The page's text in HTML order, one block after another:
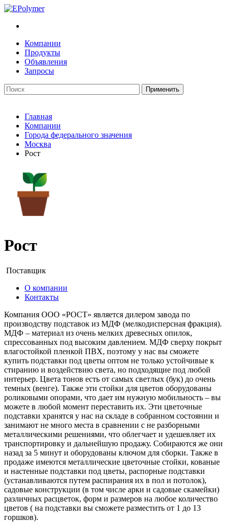
Компании
Продукты
Объявления
Запросы
Главная
Компании
Города федерального значения
Москва
Рост
Рост
Поставщик
О компании
Контакты
Компания ООО «РОСТ» является дилером завода по
производству подставок из МДФ (мелкодисперсная фракция).
МДФ – материал из очень мелких древесных опилок,
спрессованных под высоким давлением. МДФ сверху покрыт
влагостойкой пленкой ПВХ, поэтому у нас вы сможете
купить подставки под цветы оптом не только устойчивые к
стиранию и воздействию света, но подходящие под любой
интерьер. Цвета тонов есть от самых светлых (бук) до очень
темных (венге). Также эти стойки для цветов оборудованы
роликовыми опорами, что дает им нужную мобильность – вы
можете в любой момент переставить их. Эти цветочные
подставки хранятся у нас на складе в собранном состоянии и
занимают не много места в сравнении с не разборными
металлическими решениями, что облегчает и удешевляет их
транспортировку и дальнейшую продажу. Собираются же они
назад за 5 минут и оборудованы ключом для сборки. Также в
продаже имеются металлические цветочные стойки, кованые
и настенные подставки под цветы, распорные подставки
(устанавливаются путем распирания их в пол и потолок),
садовые конструкции (в том числе арки и садовые скамейки)
различных расцветок, форм и размеров на любое количество
цветов ( на подставки вы сможете разместить от 1 до 13
горшков).